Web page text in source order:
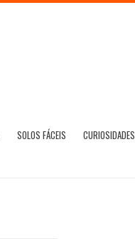
SOLOS FÁCEIS CURIOSIDADES